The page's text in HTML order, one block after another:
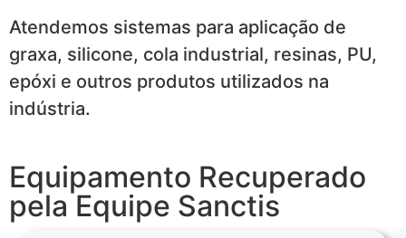
Atendemos sistemas para aplicação de
graxa, silicone, cola industrial, resinas, PU,
epóxi e outros produtos utilizados na
indústria.
Equipamento Recuperado
pela Equipe Sanctis